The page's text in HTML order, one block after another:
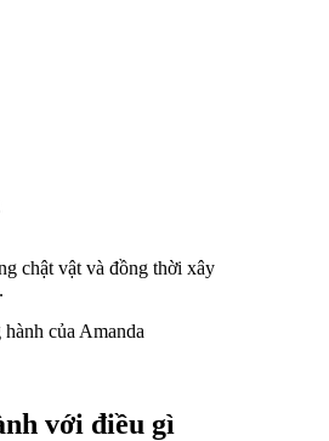
chật vật và đồng thời xây
của Amanda
với điều gì